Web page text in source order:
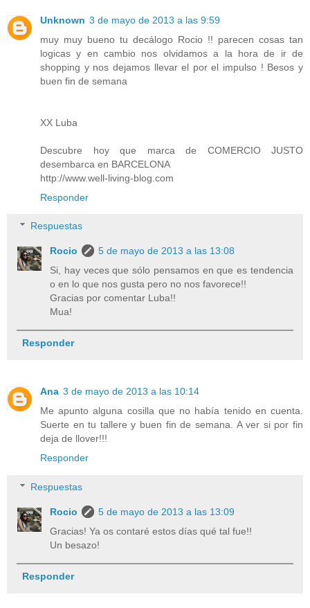
Unknown 3 de mayo de 2013 a las 9:59
muy muy bueno tu decálogo Rocio !! parecen cosas tan
logicas y en cambio nos olvidamos a la hora de ir de
shopping y nos dejamos llevar el por el impulso ! Besos y
buen fin de semana
XX Luba
Descubre hoy que marca de COMERCIO JUSTO
desembarca en BARCELONA
http://www.well-living-blog.com
Responder
Respuestas
Rocio
5 de mayo de 2013 a las 13:08
Si, hay veces que sólo pensamos en que es tendencia
o en lo que nos gusta pero no nos favorece!!
Gracias por comentar Luba!!
Mua!
Responder
Ana 3 de mayo de 2013 a las 10:14
Me apunto alguna cosilla que no había tenido en cuenta.
Suerte en tu tallere y buen fin de semana. A ver si por fin
deja de llover!!!
Responder
Respuestas
Rocio
5 de mayo de 2013 a las 13:09
Gracias! Ya os contaré estos días qué tal fue!!
Un besazo!
Responder